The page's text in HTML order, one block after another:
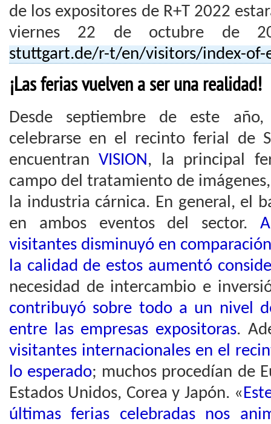
de los expositores de R+T 2022
viernes 22 de octubre de
stuttgart.de/r-t/en/visitors/index-of-
¡Las ferias vuelven a ser una realidad!
Desde septiembre de este
celebrarse en el recinto ferial de
encuentran VISION, la principal
campo del tratamiento de
la industria cárnica. En general, el
en ambos eventos del sector.
visitantes disminuyó en
la calidad de estos aumentó
necesidad de intercambio e
contribuyó sobre todo a un nivel
entre las empresas expositoras.
visitantes internacionales en el
lo esperado; muchos procedían de
Estados Unidos, Corea y Japón. «
últimas ferias celebradas nos